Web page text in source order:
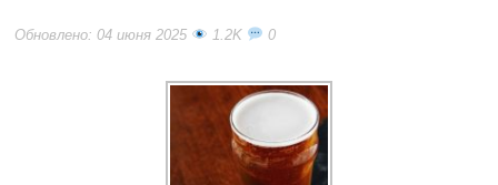
Обновлено: 04 июня 2025 1.2K 0